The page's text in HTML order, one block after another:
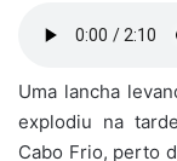
Uma lancha
explodiu na
Cabo Frio, perto